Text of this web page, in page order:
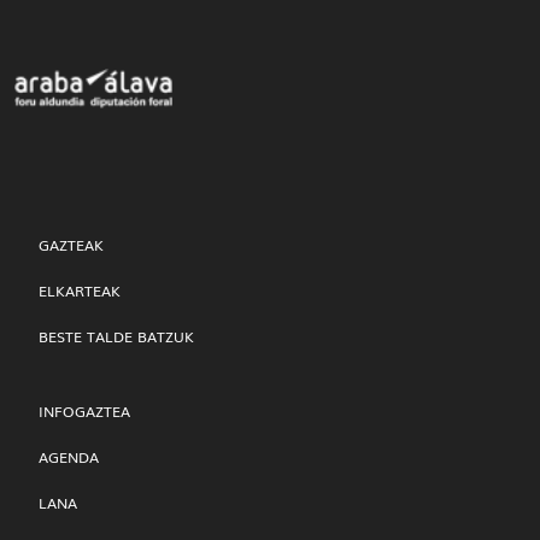
GAZTEAK
ELKARTEAK
BESTE TALDE BATZUK
INFOGAZTEA
AGENDA
LANA